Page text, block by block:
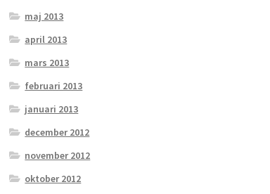
maj 2013
april 2013
mars 2013
februari 2013
januari 2013
december 2012
november 2012
oktober 2012